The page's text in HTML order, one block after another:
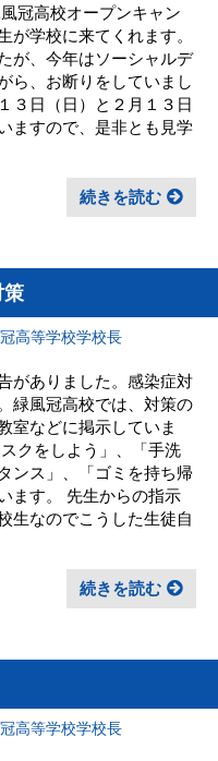
冠高校オープンキャン
が学校に来てくれます。
が、今年はソーシャルデ
ら、お断りをしていまし
３日（日）と２月１３日
ますので、是非とも見学
続きを読む
策
高等学校学校長
がありました。感染症対
緑風冠高校では、対策の
室などに掲示していま
クをしよう」、「手洗
ンス」、「ゴミを持ち帰
ます。 先生からの指示
生なのでこうした生徒自
続きを読む
高等学校学校長